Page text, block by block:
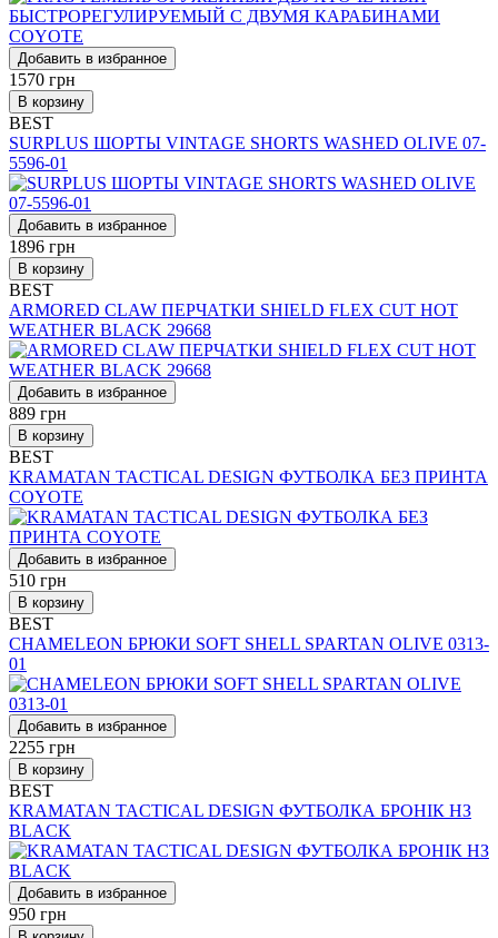
Добавить в избранное
1570 грн
В корзину
BEST
SURPLUS ШОРТЫ VINTAGE SHORTS WASHED OLIVE 07-
5596-01
Добавить в избранное
1896 грн
В корзину
BEST
ARMORED CLAW ПЕРЧАТКИ SHIELD FLEX CUT HOT
WEATHER BLACK 29668
Добавить в избранное
889 грн
В корзину
BEST
KRAMATAN TACTICAL DESIGN ФУТБОЛКА БЕЗ ПРИНТА
COYOTE
Добавить в избранное
510 грн
В корзину
BEST
CHAMELEON БРЮКИ SOFT SHELL SPARTAN OLIVE 0313-
01
Добавить в избранное
2255 грн
В корзину
BEST
KRAMATAN TACTICAL DESIGN ФУТБОЛКА БРОНІК НЗ
BLACK
Добавить в избранное
950 грн